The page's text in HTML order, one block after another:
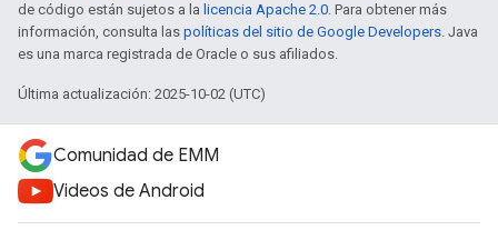
de código están sujetos a la licencia Apache 2.0. Para obtener más
información, consulta las políticas del sitio de Google Developers. Java
es una marca registrada de Oracle o sus afiliados.
Última actualización: 2025-10-02 (UTC)
Comunidad de EMM
Videos de Android